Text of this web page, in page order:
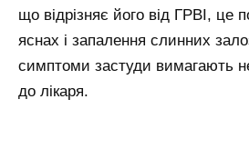
що відрізняє його від ГРВІ, це
яснах і запалення слинних
симптоми застуди вимагають
до лікаря.